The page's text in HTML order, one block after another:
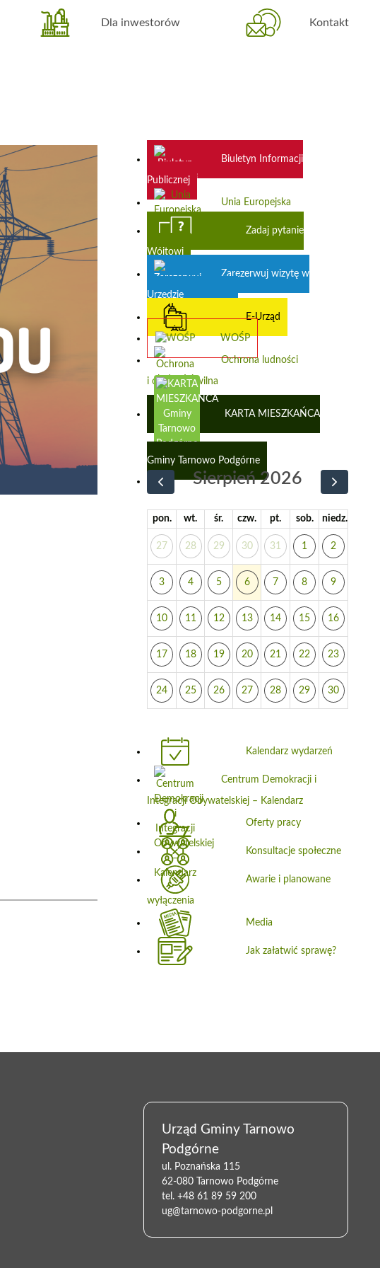
Dla inwestorów Kontakt
Biuletyn Informacji
Publicznej
Unia Europejska
Zadaj pytanie
Wójtowi
Zarezerwuj wizytę w
Urzędzie
E-Urząd
WOŚP
Ochrona ludności
i obrona cywilna
KARTA MIESZKAŃCA
Gminy Tarnowo Podgórne
Sierpień 2026
pon. wt. śr. czw. pt. sob. niedz.
27 28 29 30 31 1 2
3 4 5 6 7 8 9
10 11 12 13 14 15 16
17 18 19 20 21 22 23
24 25 26 27 28 29 30
Kalendarz wydarzeń
Centrum Demokracji i
Integracji Obywatelskiej – Kalendarz
Oferty pracy
Konsultacje społeczne
Awarie i planowane
wyłączenia
Media
Jak załatwić sprawę?
Urząd Gminy Tarnowo
Podgórne
ul. Poznańska 115
62-080 Tarnowo Podgórne
tel. +48 61 89 59 200
ug@tarnowo-podgorne.pl